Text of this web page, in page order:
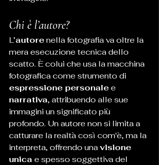
Chi è l’autore?
L’autore nella fotografia va oltre la
mera esecuzione tecnica dello
scatto. È colui che usa la macchina
fotografica come strumento di
espressione personale e
narrativa, attribuendo alle sue
immagini un significato più
profondo. Un autore non si limita a
catturare la realtà così com'è, ma la
interpreta, offrendo una visione
unica e spesso soggettiva del